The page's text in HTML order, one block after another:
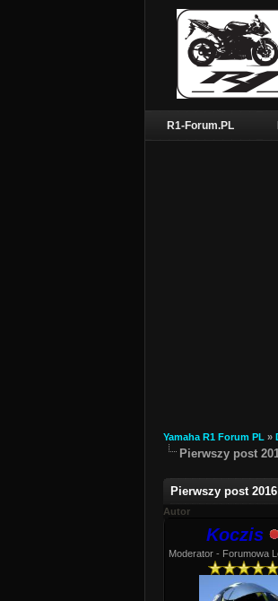
R1-Forum.PL
Yamaha R1 Forum PL »
Pierwszy post
Pierwszy post
Autor
Koczis
Moderator - Forumowa